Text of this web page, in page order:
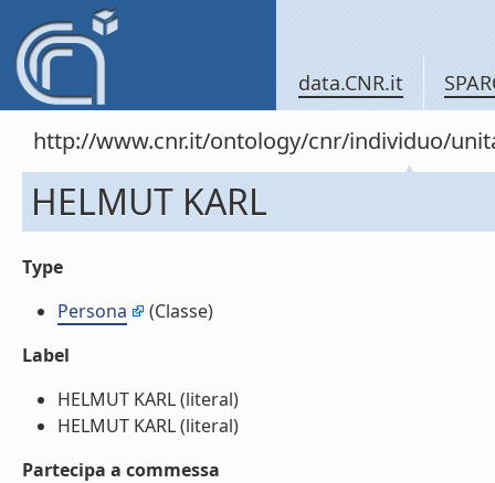
data.CNR.it
http://www.cnr.it/ontology/cnr/individuo/
HELMUT KARL
Type
Persona
(Classe)
Label
HELMUT KARL (literal)
HELMUT KARL (literal)
Partecipa a commessa